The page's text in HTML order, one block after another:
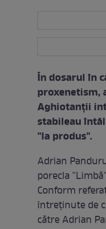
În dosarul în
proxenetism,
Aghiotanţii
stabileau
"la produs".
Adrian
porecla
Conform
întreţinute de
către Adrian